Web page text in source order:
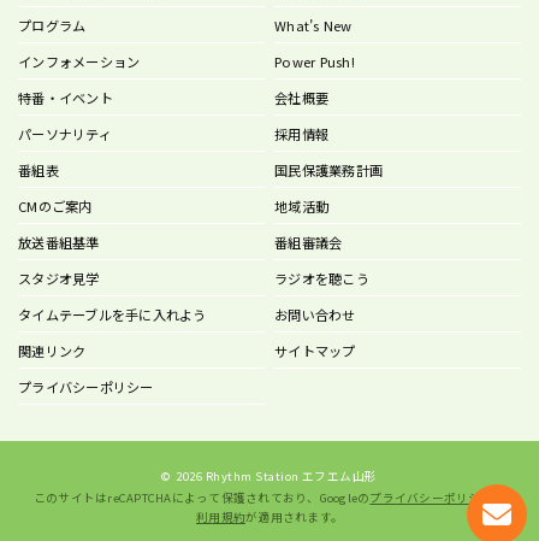
プログラム
インフォメーション
特番・イベント
パーソナリティ
番組表
CMのご案内
What’s New
Power Push!
会社概要
採用情報
国民保護業務計画
地域活動
放送番組基準
番組審議会
スタジオ見学
ラジオを聴こう
タイムテーブルを手に入れよう
お問い合わせ
関連リンク
サイトマップ
プライバシーポリシー
© 2026 Rhythm Station エフエム山形
このサイトはreCAPTCHAによって保護されており、Googleのプライバシーポリシー
利用規約が適用されます。